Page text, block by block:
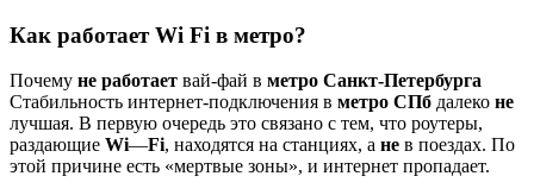
Как работает Wi Fi в метро?
Почему не работает вай-фай в метро Санкт-Петербурга
Стабильность интернет-подключения в метро СПб далеко не
лучшая. В первую очередь это связано с тем, что роутеры,
раздающие Wi—Fi, находятся на станциях, а не в поездах. По
этой причине есть «мертвые зоны», и интернет пропадает.